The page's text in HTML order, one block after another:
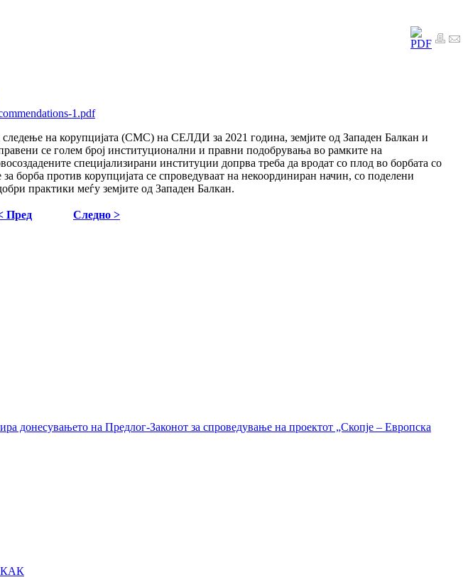
1.pdf
на корупцијата (СМС) на СЕЛДИ за 2021 година, земјите од Западен Балкан и
се голем број институционални и правни подобрувања во рамките на
специјализирани институции допрва треба да вродат со плод во борбата со
борба против корупцијата се спроведуваат на некоординиран начин, со поделени
практики меѓу земјите од Западен Балкан.
Пред Следно >
донесувањето на Предлог-Законот за спроведување на проектот „Скопје – Европска